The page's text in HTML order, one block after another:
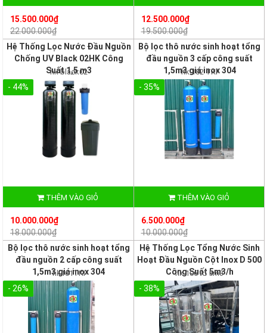
15.500.000₫
22.000.000₫
12.500.000₫
19.500.000₫
Hệ Thống Lọc Nước Đầu Nguồn
Chống UV Black 02HK Công
Suất 1,5 m3
hk black02
- 44%
THÊM VÀO GIỎ
10.000.000₫
18.000.000₫
Bộ lọc thô nước sinh hoạt tổng
đầu nguồn 3 cấp công suất
1,5m3 giá inox 304
hk 102 TKI
- 35%
THÊM VÀO GIỎ
6.500.000₫
10.000.000₫
Bộ lọc thô nước sinh hoạt tổng
đầu nguồn 2 cấp công suất
1,5m3 giá inox 304
hk101TKI
- 26%
Hệ Thống Lọc Tổng Nước Sinh
Hoạt Đầu Nguồn Cột Inox D 500
Công Suất 5m3/h
hk 106 tđ 5m3
- 38%